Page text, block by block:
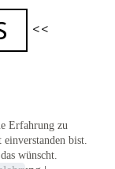
Erfahrung zu
einverstanden bist.
wünscht.
<<